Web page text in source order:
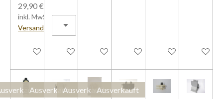
29,90 €
inkl. MwSt zzgl.
Versandkosten
In den WarenkorbIn den WarenkorbIn den WarenkorbIn den WarenkorbIn den Warenkorb
Bei
AusverkauftAusverkauftAusverkauft